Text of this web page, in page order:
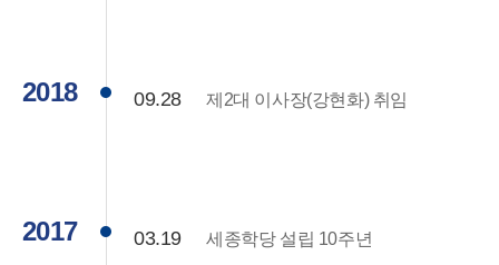
2018 09.28 제2대 이사장(강현화) 취임
2017 03.19 세종학당 설립 10주년